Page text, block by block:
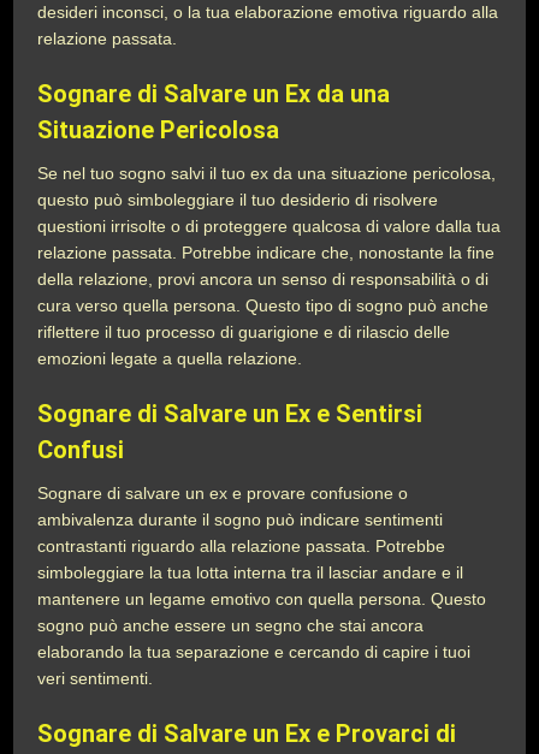
desideri inconsci, o la tua elaborazione emotiva riguardo alla
relazione passata.
Sognare di Salvare un Ex da una
Situazione Pericolosa
Se nel tuo sogno salvi il tuo ex da una situazione pericolosa,
questo può simboleggiare il tuo desiderio di risolvere
questioni irrisolte o di proteggere qualcosa di valore dalla tua
relazione passata. Potrebbe indicare che, nonostante la fine
della relazione, provi ancora un senso di responsabilità o di
cura verso quella persona. Questo tipo di sogno può anche
riflettere il tuo processo di guarigione e di rilascio delle
emozioni legate a quella relazione.
Sognare di Salvare un Ex e Sentirsi
Confusi
Sognare di salvare un ex e provare confusione o
ambivalenza durante il sogno può indicare sentimenti
contrastanti riguardo alla relazione passata. Potrebbe
simboleggiare la tua lotta interna tra il lasciar andare e il
mantenere un legame emotivo con quella persona. Questo
sogno può anche essere un segno che stai ancora
elaborando la tua separazione e cercando di capire i tuoi
veri sentimenti.
Sognare di Salvare un Ex e Provarci di